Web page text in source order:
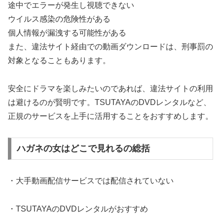
途中でエラーが発生し視聴できない
ウイルス感染の危険性がある
個人情報が漏洩する可能性がある
また、違法サイト経由での動画ダウンロードは、刑事罰の
対象となることもあります。
安全にドラマを楽しみたいのであれば、違法サイトの利用
は避けるのが賢明です。TSUTAYAのDVDレンタルなど、
正規のサービスを上手に活用することをおすすめします。
ハガネの女はどこで見れるの総括
・大手動画配信サービスでは配信されていない
・TSUTAYAのDVDレンタルがおすすめ